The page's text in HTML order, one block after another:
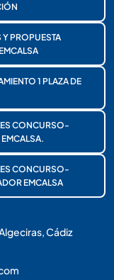
PROPUESTA
1 PLAZA DE
CONCURSO-
CONCURSO-
EMCALSA
Cádiz